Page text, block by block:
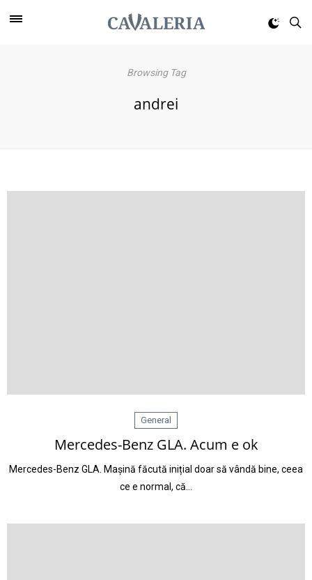
Browsing Tag
andrei
General
Mercedes-Benz GLA. Acum e ok
Mercedes-Benz GLA. Mașină făcută inițial doar să vândă bine, ceea
ce e normal, că…